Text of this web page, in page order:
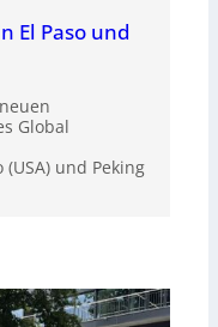
El Paso und
Global
und Peking